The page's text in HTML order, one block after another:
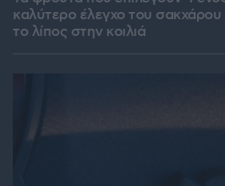
καλύτερο έλεγχο του σακχάρου
το λίπος στην κοιλιά